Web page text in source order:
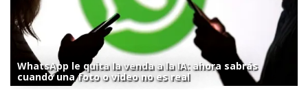
WhatsApp le quita la venda a la IA: ahora sabrás
cuando una foto o video no es real